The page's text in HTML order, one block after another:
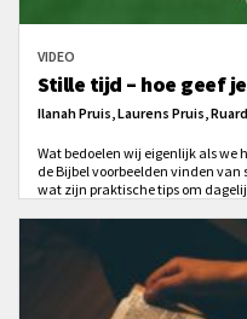
VIDEO
Stille tijd – hoe geef
Ilanah Pruis, Laurens Pruis,
Wat bedoelen wij eigenlijk als we
de Bijbel voorbeelden vinden
wat zijn praktische tips om